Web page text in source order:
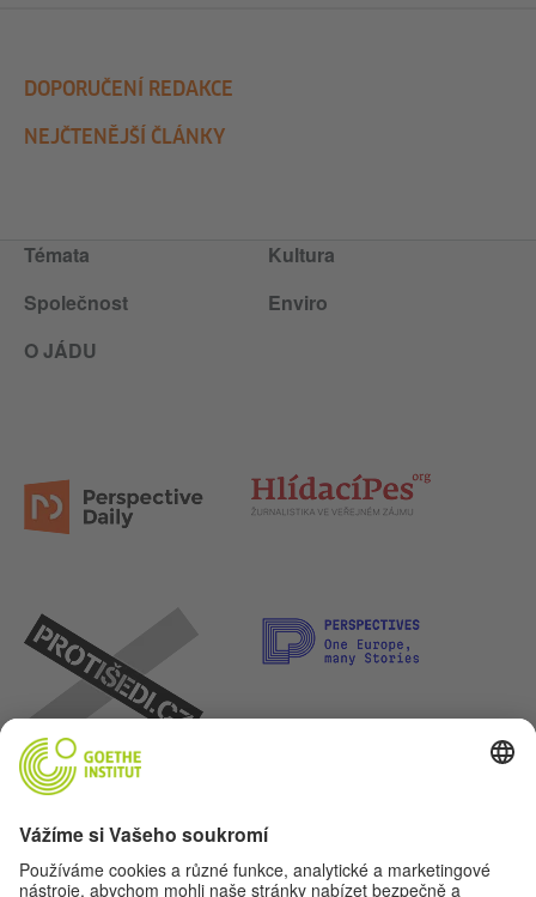
DOPORUČENÍ REDAKCE
NEJČTENĚJŠÍ ČLÁNKY
Témata
Kultura
Společnost
Enviro
O JÁDU
Pojďme se kamarádit. Sledovat nás můžeš na: